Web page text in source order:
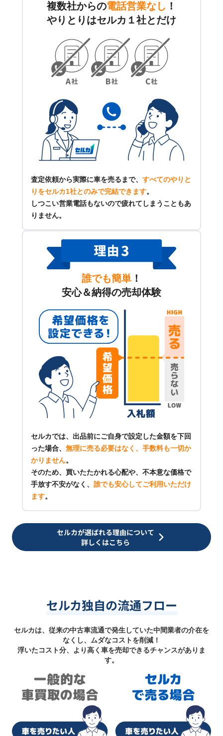
複数社からの電話営業なし ！
やりとりはセルカ１社とだけ
査定依頼から実際に車を売るまで、 すべてのやりと
りをセルカ1社とのみで完結できます。
しつこい営業電話もないので疲れてしまうこともあ
りません。
誰でも簡単 ！
安心＆納得の売却体験
セルカでは、出品前にご自身で設定した金額を下回
った場合、 無理に売る必要はなく、手数料も一切か
かりません。
そのため、買いたたかれる心配や、不本意な価格で
手放す不安がなく、 誰でも安心してご利用いただけ
ます。
セルカが選ばれる理由について
詳しくはこちら
セルカ独自の流通フロー
セルカは、従来の中古車流通で発生していた中間業者の介在を
なくし、ムダなコストを削減！
浮いたコスト分、より高く車を売却できるチャンスがありま
す。